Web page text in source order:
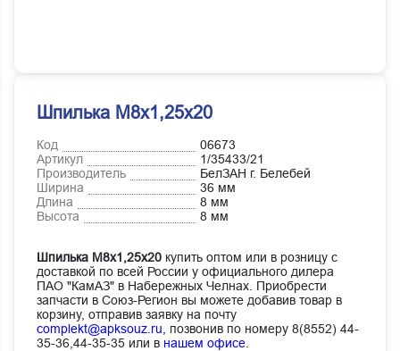
Шпилька М8х1,25х20
Код
06673
Артикул
1/35433/21
Производитель
БелЗАН г. Белебей
Ширина
36 мм
Длина
8 мм
Высота
8 мм
Шпилька М8х1,25х20 купить оптом или в розницу с
доставкой по всей России у официального дилера
ПАО "КамАЗ" в Набережных Челнах. Приобрести
запчасти в Союз-Регион вы можете добавив товар в
корзину, отправив заявку на почту
complekt@apksouz.ru,
позвонив по номеру 8(8552) 44-
35-36,44-35-35 или в нашем офисе